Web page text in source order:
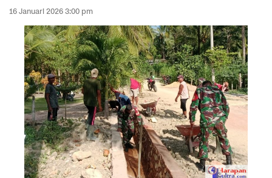
16 Januari 2026 3:00 pm